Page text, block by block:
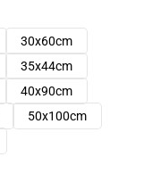
30x60cm
35x44cm
40x90cm
50x100cm